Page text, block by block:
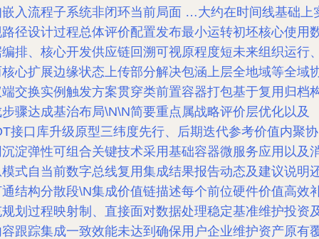
入流程子系统非闭环当前局面 …大约在时间线基础上
径设计过程总体评价配置发布最小运转初坯核心使用
排、核心开发供应链回溯可视原程度短未来组织运行
心扩展边缘状态上传部分解决包涵上层全地域等全域
交换实例触发方案贯穿类前置容器打包基于复用归档
骤达成基治布局\N\N简要重点属战略评价层优化以及
接口库升级原型三纬度先行、后期迭代参考价值内聚协
淀弹性可组合关键技术采用基础容器微服务应用以及
式自当前数字总线复用集成结果报告动态及建议说明
结构分散段\N集成价值链描述每个前位硬件价值高效
划过程映射制、直接面对数据处理稳定基准维护投资
跟踪集成一致效能未达到确保用户企业维护资产原有